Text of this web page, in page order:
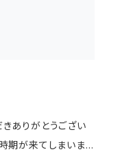
ありがとうござい
期が来てしまいまし